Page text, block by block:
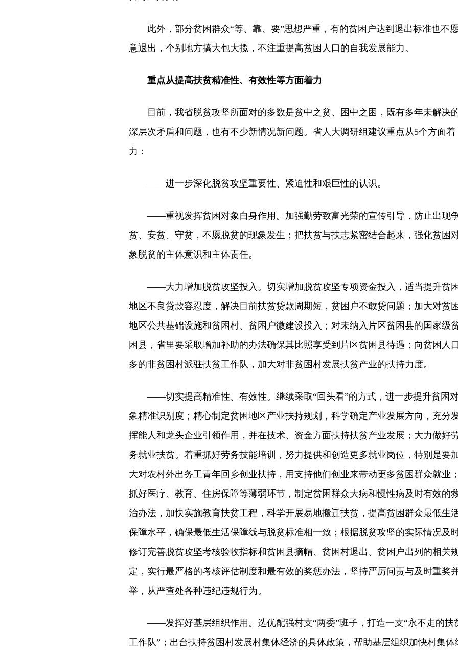
此外，部分贫困群众“等、靠、要”思想严重，有的贫困户达到退出标准也不愿
意退出，个别地方搞大包大揽，不注重提高贫困人口的自我发展能力。
重点从提高扶贫精准性、有效性等方面着力
目前，我省脱贫攻坚所面对的多数是贫中之贫、困中之困，既有多年未解决
深层次矛盾和问题，也有不少新情况新问题。省人大调研组建议重点从5个方面着
力：
——进一步深化脱贫攻坚重要性、紧迫性和艰巨性的认识。
——重视发挥贫困对象自身作用。加强勤劳致富光荣的宣传引导，防止出现
贫、安贫、守贫，不愿脱贫的现象发生；把扶贫与扶志紧密结合起来，强化贫困
象脱贫的主体意识和主体责任。
——大力增加脱贫攻坚投入。切实增加脱贫攻坚专项资金投入，适当提升贫困
地区不良贷款容忍度，解决目前扶贫贷款周期短，贫困户不敢贷问题；加大对贫困
地区公共基础设施和贫困村、贫困户微建设投入；对未纳入片区贫困县的国家级
困县，省里要采取增加补助的办法确保其比照享受到片区贫困县待遇；向贫困人口
多的非贫困村派驻扶贫工作队，加大对非贫困村发展扶贫产业的扶持力度。
——切实提高精准性、有效性。继续采取“回头看”的方式，进一步提升贫困
象精准识别度；精心制定贫困地区产业扶持规划，科学确定产业发展方向，充分
挥能人和龙头企业引领作用，并在技术、资金方面扶持扶贫产业发展；大力做好
务就业扶贫。着重抓好劳务技能培训，努力提供和创造更多就业岗位，特别是要
大对农村外出务工青年回乡创业扶持，用支持他们创业来带动更多贫困群众就业；
抓好医疗、教育、住房保障等薄弱环节，制定贫困群众大病和慢性病及时有效的
治办法，加快实施教育扶贫工程，科学开展易地搬迁扶贫，提高贫困群众最低生
保障水平，确保最低生活保障线与脱贫标准相一致；根据脱贫攻坚的实际情况及
修订完善脱贫攻坚考核验收指标和贫困县摘帽、贫困村退出、贫困户出列的相关
定，实行最严格的考核评估制度和最有效的奖惩办法，坚持严厉问责与及时重奖
举，从严查处各种违纪违规行为。
——发挥好基层组织作用。选优配强村支“两委”班子，打造一支“永不走的扶
工作队”；出台扶持贫困村发展村集体经济的具体政策，帮助基层组织加快村集体